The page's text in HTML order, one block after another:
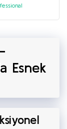
(371109)
Esnek